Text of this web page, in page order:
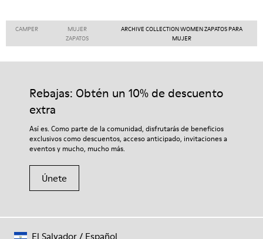
CAMPER
MUJER
ZAPATOS
ARCHIVE COLLECTION WOMEN ZAPATOS PARA
MUJER
Rebajas: Obtén un 10% de descuento
extra
Así es. Como parte de la comunidad, disfrutarás de beneficios
exclusivos como descuentos, acceso anticipado, invitaciones a
eventos y mucho, mucho más.
Únete
El Salvador/ Español